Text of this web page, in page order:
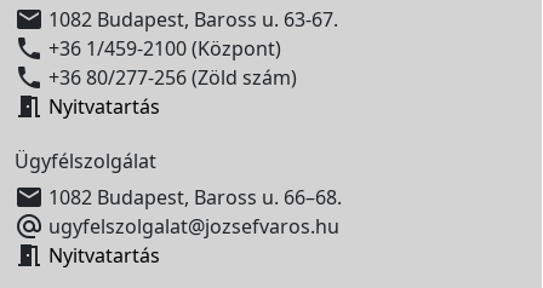
 1082 Budapest, Baross u. 63-67.
 +36 1/459-2100 (Központ)
 +36 80/277-256 (Zöld szám)
 Nyitvatartás
Ügyfélszolgálat
 1082 Budapest, Baross u. 66–68.
 ugyfelszolgalat@jozsefvaros.hu
 Nyitvatartás